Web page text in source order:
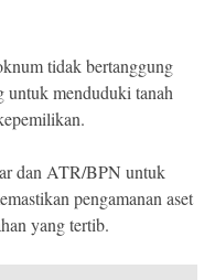
tidak bertanggung
untuk menduduki tanah
dan ATR/BPN untuk
pengamanan aset
yang tertib.